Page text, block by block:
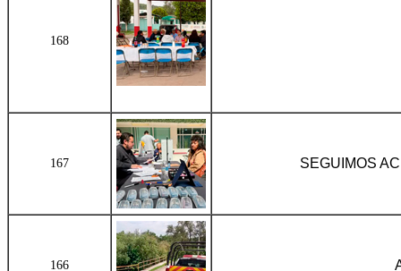
168
167 SEGUIMOS
166